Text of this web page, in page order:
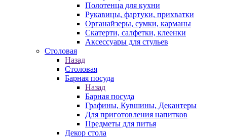
Полотенца для кухни
Рукавицы, фартуки, прихватки
Органайзеры, сумки, карманы
Скатерти, салфетки, клеенки
Аксессуары для стульев
Столовая
Назад
Столовая
Барная посуда
Назад
Барная посуда
Графины, Кувшины, Декантеры
Для приготовления напитков
Предметы для питья
Декор стола